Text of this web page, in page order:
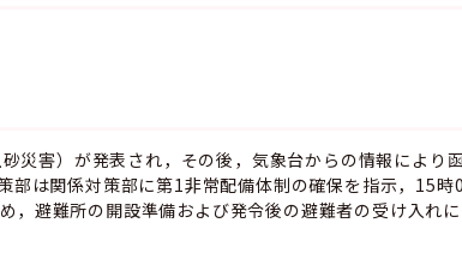
災害）が発表され，その後，気象台からの情報により
は関係対策部に第1非常配備体制の確保を指示，15時
，避難所の開設準備および発令後の避難者の受け入れ